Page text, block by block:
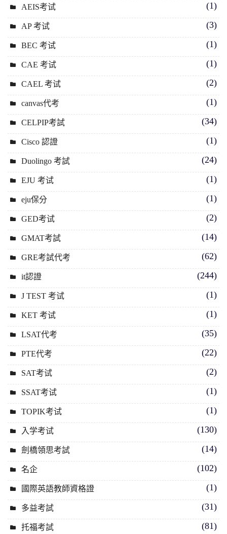
AEIS考试 (1)
AP 考试 (3)
BEC 考试 (1)
CAE 考试 (1)
CAEL 考试 (2)
canvas代考 (1)
CELPIP考試 (34)
Cisco 認證 (1)
Duolingo 考試 (24)
EJU 考试 (1)
eju保分 (1)
GED考试 (2)
GMAT考試 (14)
GRE考試代考 (62)
it認證 (244)
J TEST 考试 (1)
KET 考试 (1)
LSAT代考 (35)
PTE代考 (22)
SAT考试 (2)
SSAT考试 (1)
TOPIK考试 (1)
入学考试 (130)
劍橋領思考試 (14)
名企 (102)
國際英語教師資格證 (1)
多益考試 (31)
托福考試 (81)